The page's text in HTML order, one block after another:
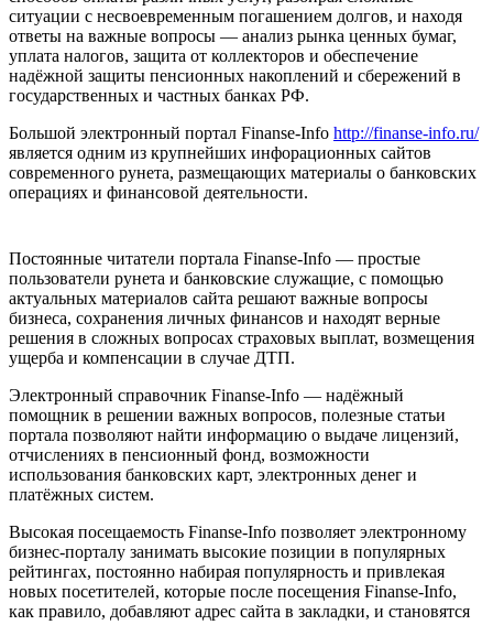
ситуации с несвоевременным погашением долгов, и находя
ответы на важные вопросы — анализ рынка ценных бумаг,
уплата налогов, защита от коллекторов и обеспечение
надёжной защиты пенсионных накоплений и сбережений в
государственных и частных банках РФ.
Большой электронный портал Finanse-Info http://finanse-info.ru/
является одним из крупнейших инфорационных сайтов
современного рунета, размещающих материалы о банковских
операциях и финансовой деятельности.
Постоянные читатели портала Finanse-Info — простые
пользователи рунета и банковские служащие, с помощью
актуальных материалов сайта решают важные вопросы
бизнеса, сохранения личных финансов и находят верные
решения в сложных вопросах страховых выплат, возмещения
ущерба и компенсации в случае ДТП.
Электронный справочник Finanse-Info — надёжный
помощник в решении важных вопросов, полезные статьи
портала позволяют найти информацию о выдаче лицензий,
отчислениях в пенсионный фонд, возможности
использования банковских карт, электронных денег и
платёжных систем.
Высокая посещаемость Finanse-Info позволяет электронному
бизнес-порталу занимать высокие позиции в популярных
рейтингах, постоянно набирая популярность и привлекая
новых посетителей, которые после посещения Finanse-Info,
как правило, добавляют адрес сайта в закладки, и становятся